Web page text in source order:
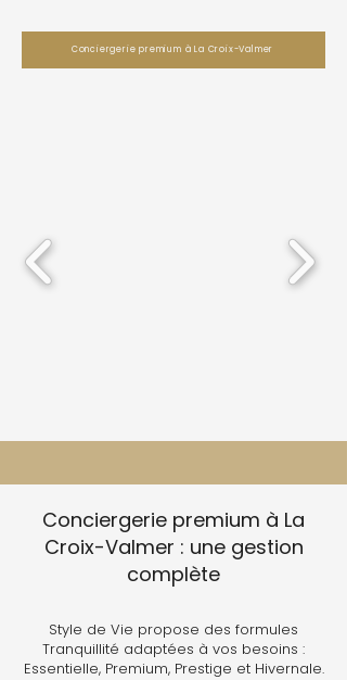
Conciergerie premium à La Croix-Valmer
Conciergerie premium à La
Croix-Valmer : une gestion
complète
Style de Vie propose des formules
Tranquillité adaptées à vos besoins :
Essentielle, Premium, Prestige et Hivernale.